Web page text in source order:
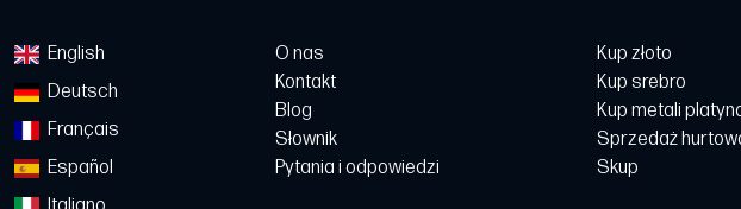
English
Deutsch
Français
Español
O nas
Kontakt
Blog
Słownik
Pytania i odpowiedzi
Kup złoto
Kup srebro
Kup metali
Sprzedaż
Skup